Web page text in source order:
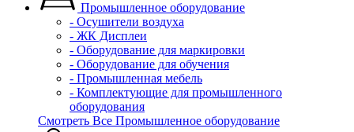
Промышленное оборудование
- Осушители воздуха
- ЖК Дисплеи
- Оборудование для маркировки
- Оборудование для обучения
- Промышленная мебель
- Комплектующие для промышленного
оборудования
Смотреть Все Промышленное оборудование